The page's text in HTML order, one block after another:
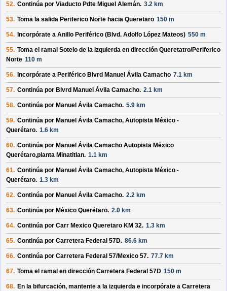
52. Continúa por Viaducto Pdte Miguel Alemán. 3.2 km
53. Toma la salida Periferico Norte hacia Queretaro 150 m
54. Incorpórate a Anillo Periférico (Blvd. Adolfo López Mateos) 550 m
55. Toma el ramal Sotelo de la izquierda en dirección Queretatro/Periferico
Norte 110 m
56. Incorpórate a Periférico Blvrd Manuel Ávila Camacho 7.1 km
57. Continúa por Blvrd Manuel Ávila Camacho. 2.1 km
58. Continúa por Manuel Ávila Camacho. 5.9 km
59. Continúa por Manuel Ávila Camacho, Autopista México -
Querétaro. 1.6 km
60. Continúa por Manuel Ávila Camacho Autopista México
Querétaro,planta Minatitlan. 1.1 km
61. Continúa por Manuel Ávila Camacho, Autopista México -
Querétaro. 1.3 km
62. Continúa por Manuel Ávila Camacho. 2.2 km
63. Continúa por México Querétaro. 2.0 km
64. Continúa por Carr Mexico Queretaro KM 32. 1.3 km
65. Continúa por Carretera Federal 57D. 86.6 km
66. Continúa por Carretera Federal 57/Mexico 57. 77.7 km
67. Toma el ramal en dirección Carretera Federal 57D 150 m
68. En la bifurcación, mantente a la izquierda e incorpórate a Carretera